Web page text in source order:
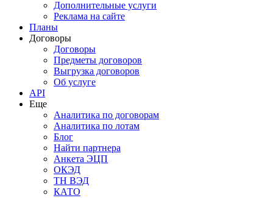
Дополнительные услуги
Реклама на сайте
Планы
Договоры
Договоры
Предметы договоров
Выгрузка договоров
Об услуге
API
Еще
Аналитика по договорам
Аналитика по лотам
Блог
Найти партнера
Анкета ЭЦП
ОКЭД
ТН ВЭД
КАТО